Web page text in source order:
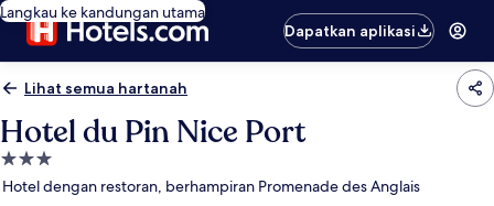
Langkau ke kandungan utama
Dapatkan aplikasi
Lihat semua hartanah
Hotel du Pin Nice Port
Hartanah
3.0
Hotel dengan restoran, berhampiran Promenade des Anglais